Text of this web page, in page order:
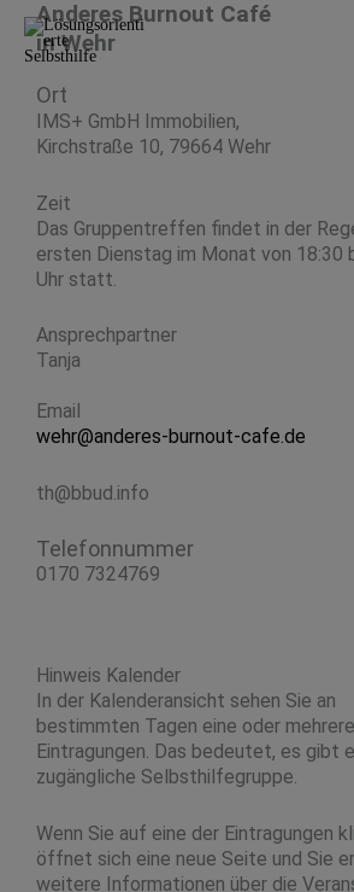
Inhalt
springen
Anderes Burnout Café
in Wehr
Ort
IMS+ GmbH Immobilien,
Kirchstraße 10, 79664 Wehr
Zeit
Das Gruppentreffen findet in der
ersten Dienstag im Monat von 18:30
Uhr statt.
Ansprechpartner
Tanja
Email
wehr@anderes-burnout-cafe.de
th@bbud.info
Telefonnummer
0170 7324769
Hinweis Kalender
In der Kalenderansicht sehen Sie an
bestimmten Tagen eine oder mehrere
Eintragungen. Das bedeutet, es gibt
zugängliche Selbsthilfegruppe.
Wenn Sie auf eine der Eintragungen
öffnet sich eine neue Seite und Sie
weitere Informationen über die